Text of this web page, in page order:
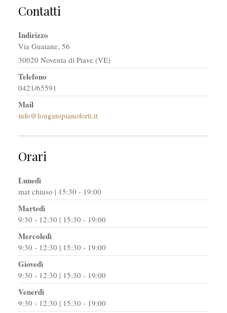
Contatti
Indirizzo
Via Guaiane, 56
30020 Noventa di Piave (VE)
Telefono
0421/65591
Mail
info@longatopianoforti.it
Orari
Lunedì
mat chiuso | 15:30 - 19:00
Martedì
9:30 - 12:30 | 15:30 - 19:00
Mercoledì
9:30 - 12:30 | 15:30 - 19:00
Giovedì
9:30 - 12:30 | 15:30 - 19:00
Venerdì
9:30 - 12:30 | 15:30 - 19:00